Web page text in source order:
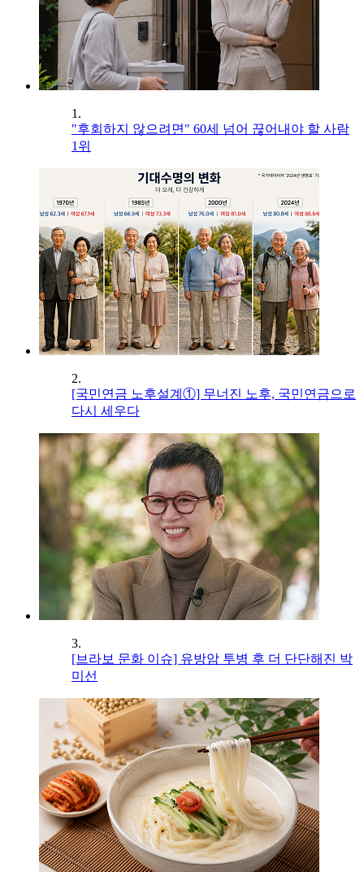
1.
"후회하지 않으려면" 60세 넘어 끊어내야 할 사람
1위
2.
[국민연금 노후설계①] 무너진 노후, 국민연금으로
다시 세우다
3.
[브라보 문화 이슈] 유방암 투병 후 더 단단해진 박
미선